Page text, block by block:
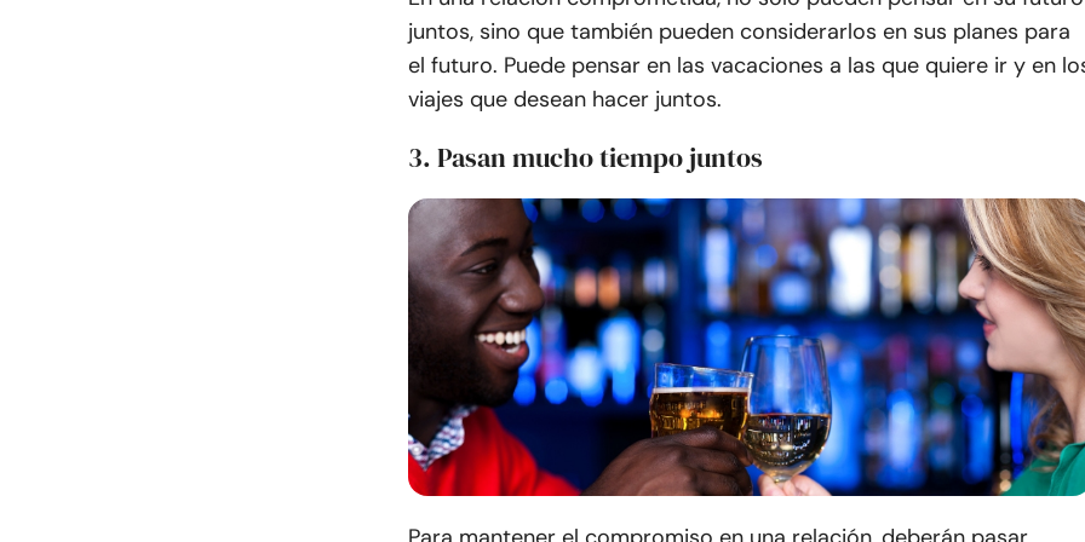
juntos, sino que también pueden considerarlos en sus planes para
el futuro. Puede pensar en las vacaciones a las que quiere ir y en
viajes que desean hacer juntos.
3. Pasan mucho tiempo juntos